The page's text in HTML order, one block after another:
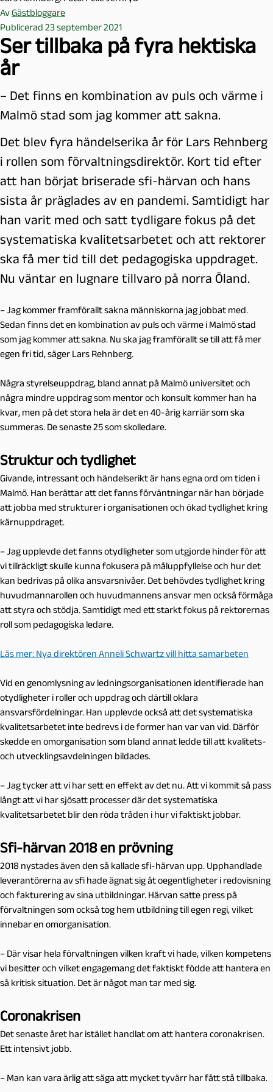
AvGästbloggare
Publicerad 23 september 2021
Ser tillbaka på fyra hektiska
år
– Det finns en kombination av puls och värme i
Malmö stad som jag kommer att sakna.
Det blev fyra händelserika år för Lars Rehnberg
i rollen som förvaltningsdirektör. Kort tid efter
att han börjat briserade sfi-härvan och hans
sista år präglades av en pandemi. Samtidigt har
han varit med och satt tydligare fokus på det
systematiska kvalitetsarbetet och att rektorer
ska få mer tid till det pedagogiska uppdraget.
Nu väntar en lugnare tillvaro på norra Öland.
– Jag kommer framförallt sakna människorna jag jobbat med.
Sedan finns det en kombination av puls och värme i Malmö stad
som jag kommer att sakna. Nu ska jag framförallt se till att få mer
egen fri tid, säger Lars Rehnberg.
Några styrelseuppdrag, bland annat på Malmö universitet och
några mindre uppdrag som mentor och konsult kommer han ha
kvar, men på det stora hela är det en 40-årig karriär som ska
summeras. De senaste 25 som skolledare.
Struktur och tydlighet
Givande, intressant och händelserikt är hans egna ord om tiden i
Malmö. Han berättar att det fanns förväntningar när han började
att jobba med strukturer i organisationen och ökad tydlighet kring
kärnuppdraget.
– Jag upplevde det fanns otydligheter som utgjorde hinder för att
vi tillräckligt skulle kunna fokusera på måluppfyllelse och hur det
kan bedrivas på olika ansvarsnivåer. Det behövdes tydlighet kring
huvudmannarollen och huvudmannens ansvar men också förmåga
att styra och stödja. Samtidigt med ett starkt fokus på rektorernas
roll som pedagogiska ledare.
Läs mer: Nya direktören Anneli Schwartz vill hitta samarbeten
Vid en genomlysning av ledningsorganisationen identifierade han
otydligheter i roller och uppdrag och därtill oklara
ansvarsfördelningar. Han upplevde också att det systematiska
kvalitetsarbetet inte bedrevs i de former han var van vid. Därför
skedde en omorganisation som bland annat ledde till att kvalitets-
och utvecklingsavdelningen bildades.
– Jag tycker att vi har sett en effekt av det nu. Att vi kommit så pass
långt att vi har sjösatt processer där det systematiska
kvalitetsarbetet blir den röda tråden i hur vi faktiskt jobbar.
Sfi-härvan 2018 en prövning
2018 nystades även den så kallade sfi-härvan upp. Upphandlade
leverantörerna av sfi hade ägnat sig åt oegentligheter i redovisning
och fakturering av sina utbildningar. Härvan satte press på
förvaltningen som också tog hem utbildning till egen regi, vilket
innebar en omorganisation.
– Där visar hela förvaltningen vilken kraft vi hade, vilken kompetens
vi besitter och vilket engagemang det faktiskt födde att hantera en
så kritisk situation. Det är något man tar med sig.
Coronakrisen
Det senaste året har istället handlat om att hantera coronakrisen.
Ett intensivt jobb.
– Man kan vara ärlig att säga att mycket tyvärr har fått stå tillbaka.